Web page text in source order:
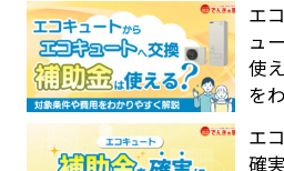
エ
ュ
使
を
エ
確